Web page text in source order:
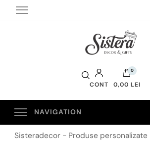
CONT
0
0,00 LEI
Sisteradecor - Produse personalizate